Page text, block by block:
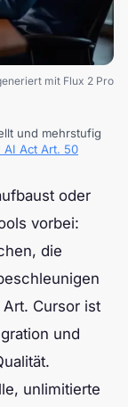
mit Flux 2 Pro
und mehrstufig
AI Act Art. 50
oder
vorbei:
die
Cursor ist
und
unlimitierte